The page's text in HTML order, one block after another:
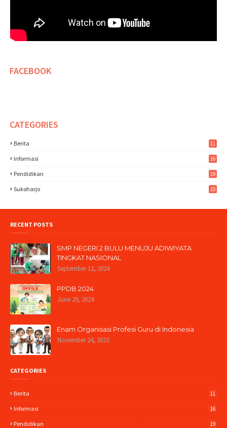
FACEBOOK
CATEGORIES
Berita 11
Informasi 16
Pendidikan 19
Sukoharjo 10
RECENT POSTS
SMP NEGERI 2 BULU MENUJU ADIWIYATA
TINGKAT NASIONAL
September 12, 2024
PPDB 2024
June 29, 2024
Enam Organisasi Profesi Guru di Indonesia
November 24, 2023
CATEGORIES
Berita 11
Informasi 16
Pendidikan 19